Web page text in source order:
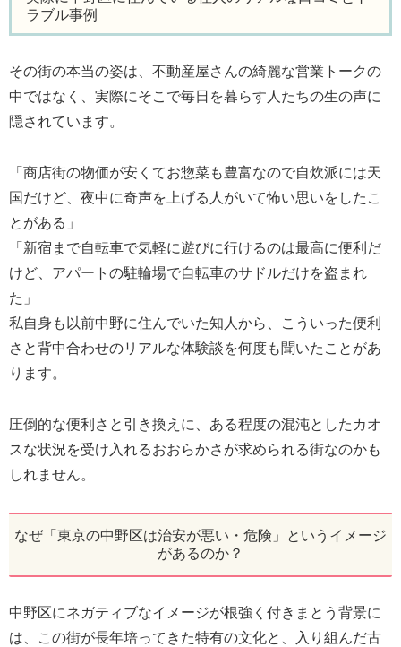
ラブル事例
その街の本当の姿は、不動産屋さんの綺麗な営業トークの
中ではなく、実際にそこで毎日を暮らす人たちの生の声に
隠されています。
「商店街の物価が安くてお惣菜も豊富なので自炊派には天
国だけど、夜中に奇声を上げる人がいて怖い思いをしたこ
とがある」
「新宿まで自転車で気軽に遊びに行けるのは最高に便利だ
けど、アパートの駐輪場で自転車のサドルだけを盗まれ
た」
私自身も以前中野に住んでいた知人から、こういった便利
さと背中合わせのリアルな体験談を何度も聞いたことがあ
ります。
圧倒的な便利さと引き換えに、ある程度の混沌としたカオ
スな状況を受け入れるおおらかさが求められる街なのかも
しれません。
なぜ「東京の中野区は治安が悪い・危険」というイメージ
があるのか？
中野区にネガティブなイメージが根強く付きまとう背景に
は、この街が長年培ってきた特有の文化と、入り組んだ古